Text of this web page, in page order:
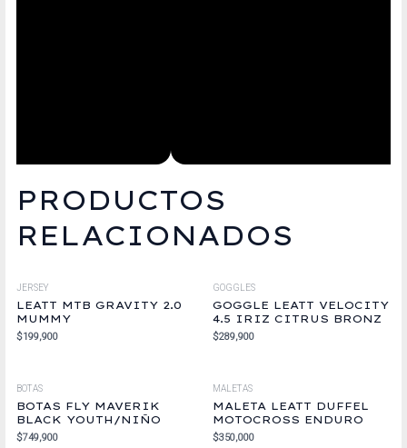
PRODUCTOS
RELACIONADOS
JERSEY
LEATT MTB GRAVITY 2.0
MUMMY
$199,900
GOGGLES
GOGGLE LEATT VELOCITY
4.5 IRIZ CITRUS BRONZ
$289,900
BOTAS
BOTAS FLY MAVERIK
BLACK YOUTH/NIÑO
$749,900
MALETAS
MALETA LEATT DUFFEL
MOTOCROSS ENDURO
$350,000